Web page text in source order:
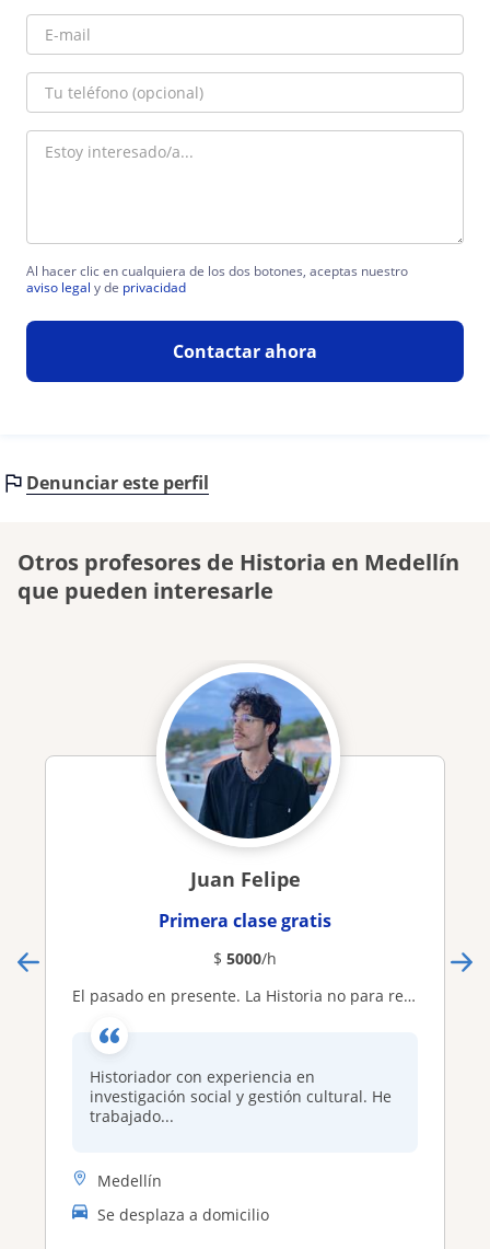
Al hacer clic en cualquiera de los dos botones, aceptas nuestro
aviso legal y de privacidad
Contactar ahora
Denunciar este perfil
Otros profesores de Historia en Medellín
que pueden interesarle
Juan Felipe
Primera clase gratis
$ 5000/h
El pasado en presente. La Historia no para recordar, sí para entender
Historiador con experiencia en
investigación social y gestión cultural. He
trabajado...
Medellín
Se desplaza a domicilio